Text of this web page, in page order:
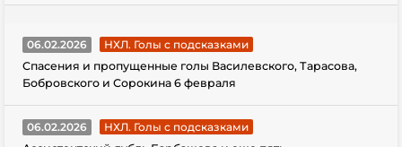
06.02.2026
НХЛ. Голы с подсказками
Спасения и пропущенные голы Василевского, Тарасова,
Бобровского и Сорокина 6 февраля
06.02.2026
НХЛ. Голы с подсказками